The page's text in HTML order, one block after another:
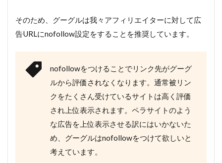
そのため、グーグルは我々アフィリエイターに対して広
告URLにnofollow設定をすることを推奨しています。
nofollowをつけることでリンク先がグーグ
ルから評価されなくなります。通常被リン
クをたくさん受けているサイトは高く評価
され上位表示されます。ペラサイトのよう
な広告を上位表示させる訳にはいかないた
め、グーグルはnofollowをつけて欲しいと
考えています。